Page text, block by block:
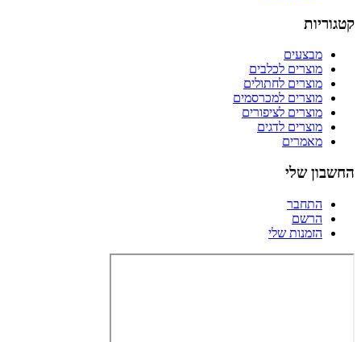
קטגוריות
מבצעים
מוצרים לכלבים
מוצרים לחתולים
מוצרים למכרסמים
מוצרים לציפורים
מוצרים לדגים
מאמרים
החשבון שלי
התחבר
הרשם
הזמנות שלי